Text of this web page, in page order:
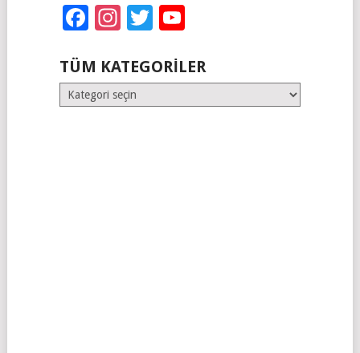
Facebook
Instagram
Twitter
TÜM KATEGORILER
Tüm
Kategoriler